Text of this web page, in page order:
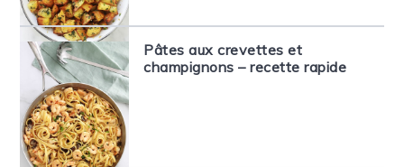
Pâtes aux crevettes et
champignons – recette rapide